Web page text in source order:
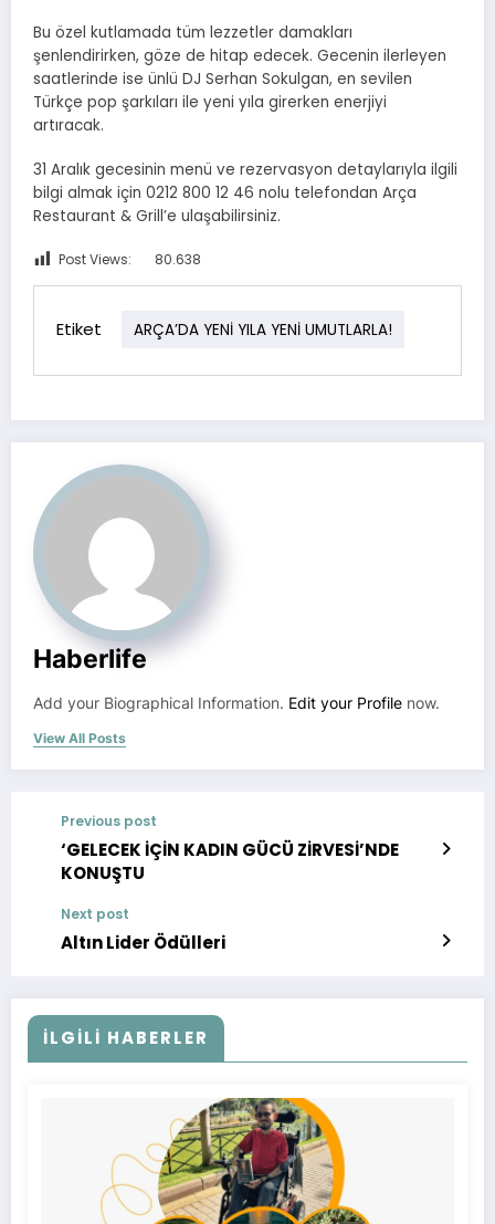
Bu özel kutlamada tüm lezzetler damakları
şenlendirirken, göze de hitap edecek. Gecenin ilerleyen
saatlerinde ise ünlü DJ Serhan Sokulgan, en sevilen
Türkçe pop şarkıları ile yeni yıla girerken enerjiyi
artıracak.
31 Aralık gecesinin menü ve rezervasyon detaylarıyla ilgili
bilgi almak için 0212 800 12 46 nolu telefondan Arça
Restaurant & Grill’e ulaşabilirsiniz.
Post Views: 80.638
Etiket ARÇA’DA YENİ YILA YENİ UMUTLARLA!
Haberlife
Add your Biographical Information. Edit your Profile now.
View All Posts
Previous post
‘GELECEK İÇİN KADIN GÜCÜ ZİRVESİ’NDE
KONUŞTU
Next post
Altın Lider Ödülleri
İLGILI HABERLER